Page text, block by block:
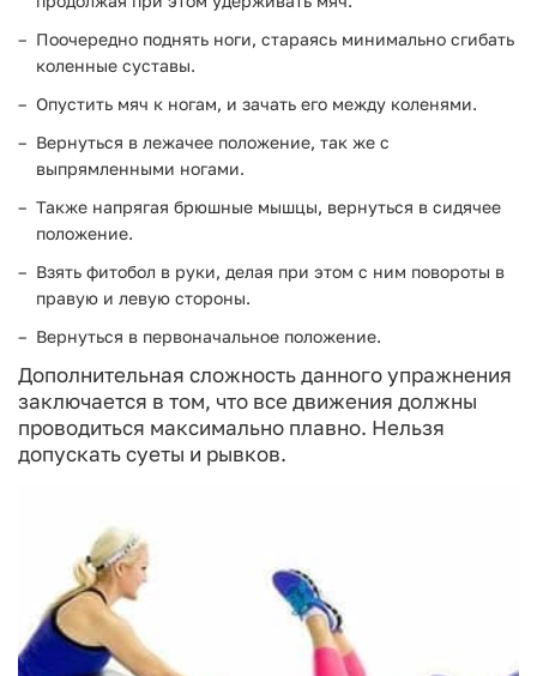
Поочередно поднять ноги, стараясь минимально сгибать
коленные суставы.
Опустить мяч к ногам, и зачать его между коленями.
Вернуться в лежачее положение, так же с
выпрямленными ногами.
Также напрягая брюшные мышцы, вернуться в сидячее
положение.
Взять фитобол в руки, делая при этом с ним повороты в
правую и левую стороны.
Вернуться в первоначальное положение.
Дополнительная сложность данного упражнения
заключается в том, что все движения должны
проводиться максимально плавно. Нельзя
допускать суеты и рывков.